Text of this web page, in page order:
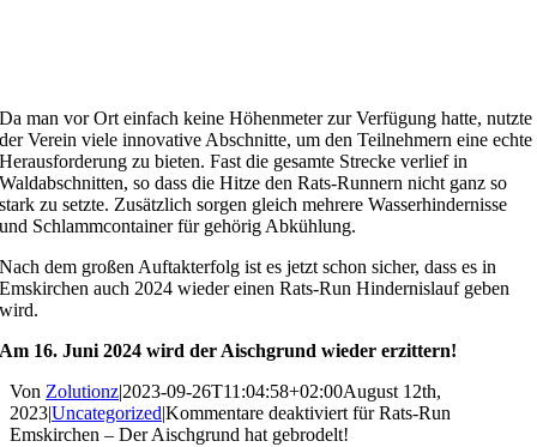
Da man vor Ort einfach keine Höhenmeter zur Verfügung hatte, nutzte
der Verein viele innovative Abschnitte, um den Teilnehmern eine echte
Herausforderung zu bieten. Fast die gesamte Strecke verlief in
Waldabschnitten, so dass die Hitze den Rats-Runnern nicht ganz so
stark zu setzte. Zusätzlich sorgen gleich mehrere Wasserhindernisse
und Schlammcontainer für gehörig Abkühlung.
Nach dem großen Auftakterfolg ist es jetzt schon sicher, dass es in
Emskirchen auch 2024 wieder einen Rats-Run Hindernislauf geben
wird.
Am 16. Juni 2024 wird der Aischgrund wieder erzittern!
Von Zolutionz|2023-09-26T11:04:58+02:00August 12th,
2023|Uncategorized|Kommentare deaktiviertfür Rats-Run
Emskirchen – Der Aischgrund hat gebrodelt!